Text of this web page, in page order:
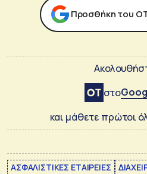
Προσθήκη του
στο
και μάθετε πρώτοι
ΑΣΦΑΛΙΣΤΙΚΕΣ ΕΤΑΙΡΕΙΕΣ